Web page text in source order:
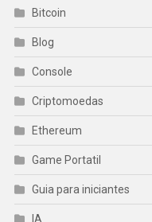
Bitcoin
Blog
Console
Criptomoedas
Ethereum
Game Portatil
Guia para iniciantes
IA